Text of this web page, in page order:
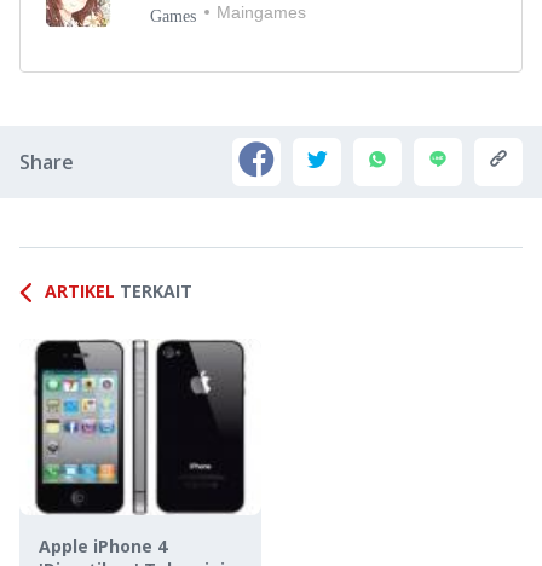
Games Maingames
Share
ARTIKEL TERKAIT
Apple iPhone 4